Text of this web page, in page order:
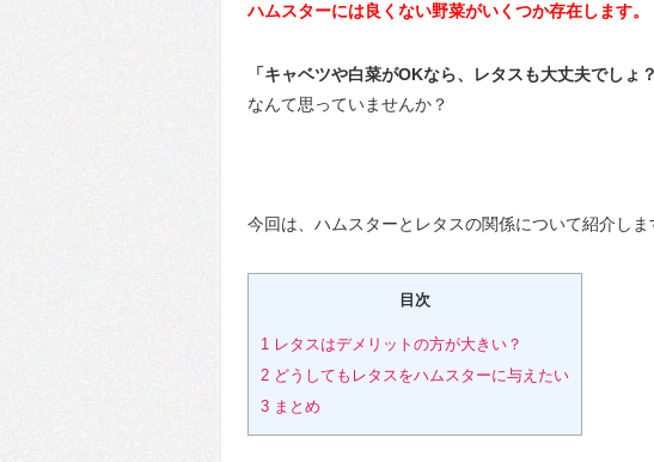
ハムスターには良くない野菜がいくつか存在します。
「キャベツや白菜がOKなら、レタスも大丈夫でしょ？
なんて思っていませんか？
今回は、ハムスターとレタスの関係について紹介しま
目次
1 レタスはデメリットの方が大きい？
2 どうしてもレタスをハムスターに与えたい
3 まとめ